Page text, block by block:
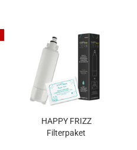
HAPPY FRIZZ
Filterpaket